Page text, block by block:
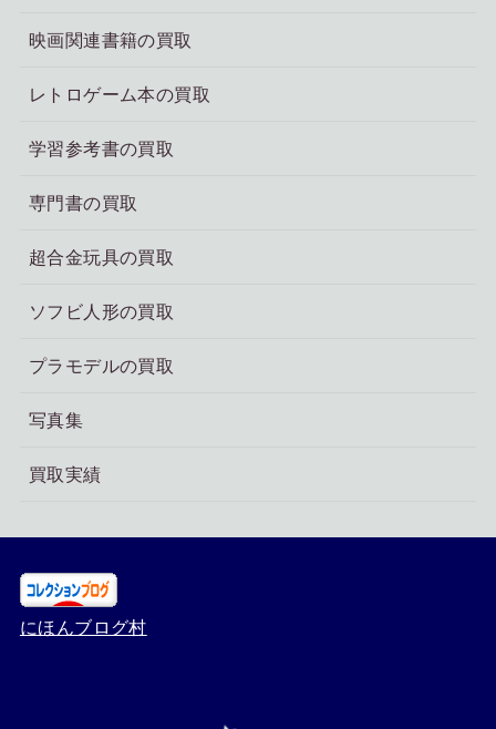
映画関連書籍の買取
レトロゲーム本の買取
学習参考書の買取
専門書の買取
超合金玩具の買取
ソフビ人形の買取
プラモデルの買取
写真集
買取実績
にほんブログ村